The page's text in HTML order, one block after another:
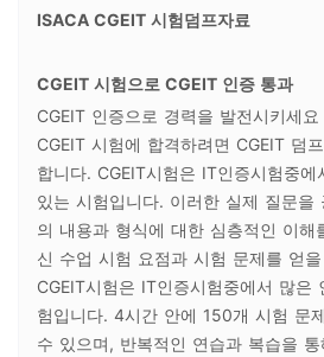
ISACA CGEIT 시험덤프자료
CGEIT 시험으로 CGEIT 인증 통과
CGEIT 인증으로 경력을 발전시키세요
CGEIT 시험에 합격하려면 CGEIT 덤
합니다. CGEIT시험은 IT인증시험중
있는 시험입니다. 이러한 실제 질문을
의 내용과 형식에 대한 심층적인 이해
신 수업 시험 요점과 시험 문제를 얻
CGEIT시험은 IT인증시험중에서 많은
험입니다. 4시간 안에 150개 시험 문
수 있으며, 반복적인 연습과 복습을